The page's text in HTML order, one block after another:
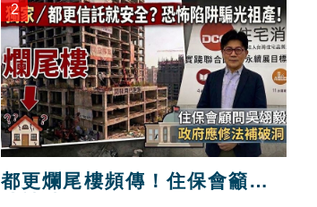
2
都更爛尾樓頻傳！住保會籲修